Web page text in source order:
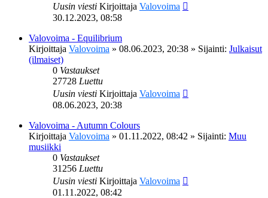
Uusin viesti Kirjoittaja Valovoima
30.12.2023, 08:58
Valovoima - Equilibrium
Kirjoittaja Valovoima » 08.06.2023, 20:38 » Sijainti: Julkaisut
(ilmaiset)
0 Vastaukset
27728 Luettu
Uusin viesti Kirjoittaja Valovoima
08.06.2023, 20:38
Valovoima - Autumn Colours
Kirjoittaja Valovoima » 01.11.2022, 08:42 » Sijainti: Muu
musiikki
0 Vastaukset
31256 Luettu
Uusin viesti Kirjoittaja Valovoima
01.11.2022, 08:42